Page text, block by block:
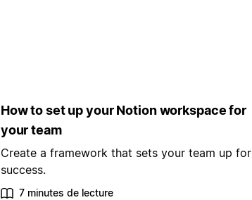
How to set up your Notion workspace for
your team
Create a framework that sets your team up for
success.
7 minutes de lecture